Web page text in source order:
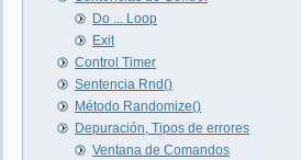
Do ... Loop
Exit
Control Timer
Sentencia Rnd()
Método Randomize()
Depuración, Tipos de errores
Ventana de Comandos